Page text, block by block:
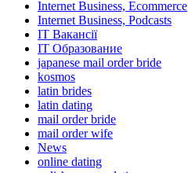
Internet Business, Ecommerce
Internet Business, Podcasts
IT Вакансії
IT Образование
japanese mail order bride
kosmos
latin brides
latin dating
mail order bride
mail order wife
News
online dating